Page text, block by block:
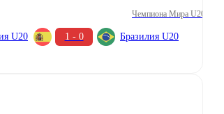
Чемпиона Мира U20
U20 1 - 0 Бразилия U20